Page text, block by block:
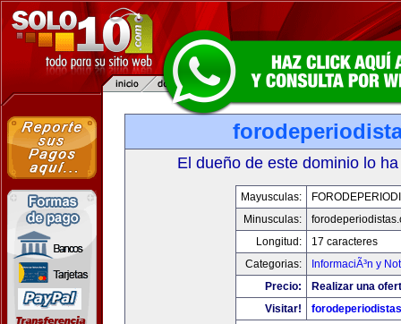
El dueño de este dominio lo
Mayusculas:
Minusculas:
Longitud:
17 caracteres
Categorias:
InformaciÃ³n y
Precio:
Realizar una
Visitar!